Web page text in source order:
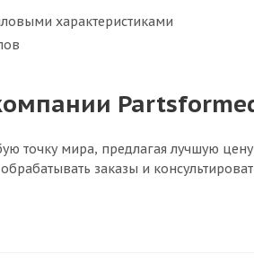
характеристиками
точку мира, предлагая лучшую
заказы и